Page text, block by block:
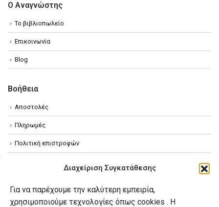
Διαχείριση Συγκατάθεσης
Για να παρέχουμε την καλύτερη εμπειρία,
χρησιμοποιούμε τεχνολογίες όπως cookies . Η
Ο Αναγνώστης
Το βιβλιοπωλείο
Επικοινωνία
Blog
Βοήθεια
Αποστολές
Πληρωμές
Πολιτική επιστροφών
Πολιτική Cookies